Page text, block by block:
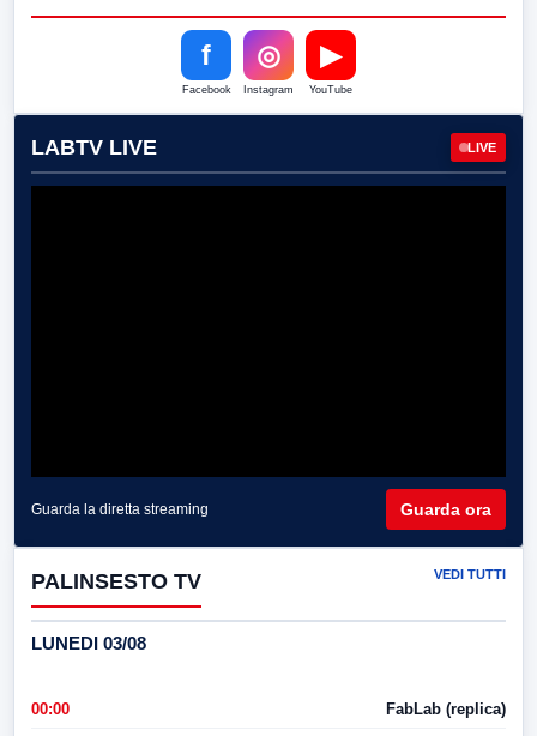
f
Facebook
◎
Instagram
▶
YouTube
LABTV LIVE LIVE
Guarda la diretta streaming Guarda ora
PALINSESTO TV VEDI TUTTI
LUNEDI 03/08
00:00 FabLab (replica)